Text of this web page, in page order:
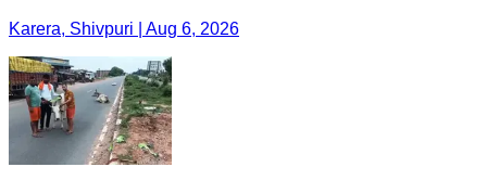
Karera, Shivpuri | Aug 6, 2026